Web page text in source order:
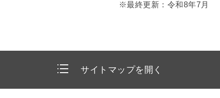
※最終更新：令和8年7月
サイトマップを開く